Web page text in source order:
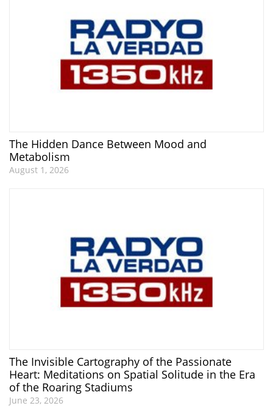
The Hidden Dance Between Mood and
Metabolism
August 1, 2026
The Invisible Cartography of the Passionate
Heart: Meditations on Spatial Solitude in the Era
of the Roaring Stadiums
June 23, 2026